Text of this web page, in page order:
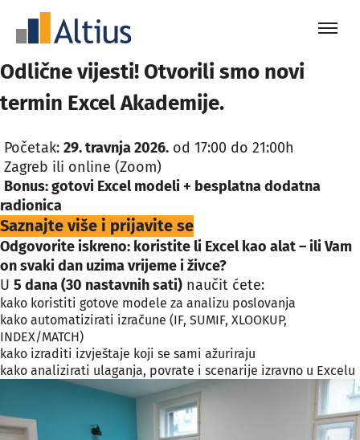
Odlične vijesti! Otvorili smo novi
termin Excel Akademije.
Početak: 29. travnja 2026. od 17:00 do 21:00h
Zagreb ili online (Zoom)
Bonus: gotovi Excel modeli + besplatna dodatna
radionica
Saznajte više i prijavite se
Odgovorite iskreno: koristite li Excel kao alat – ili Vam
on svaki dan uzima vrijeme i živce?
U 5 dana (30 nastavnih sati) naučit ćete:
kako koristiti gotove modele za analizu poslovanja
kako automatizirati izračune (IF, SUMIF, XLOOKUP,
INDEX/MATCH)
kako izraditi izvještaje koji se sami ažuriraju
kako analizirati ulaganja, povrate i scenarije izravno u Excelu